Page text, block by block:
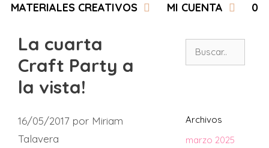
MATERIALES CREATIVOS
MI CUENTA 0
La cuarta
Craft Party a
la vista!
16/05/2017 por Miriam
Talavera
Archivos
marzo 2025